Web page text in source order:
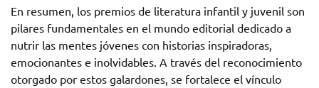
En resumen, los premios de literatura infantil y juvenil son
pilares fundamentales en el mundo editorial dedicado a
nutrir las mentes jóvenes con historias inspiradoras,
emocionantes e inolvidables. A través del reconocimiento
otorgado por estos galardones, se fortalece el vínculo